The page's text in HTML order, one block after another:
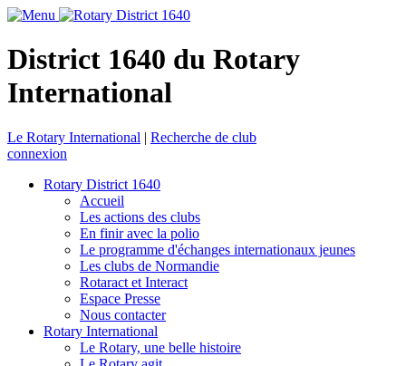
District 1640 du Rotary
International
Le Rotary International | Recherche de club
connexion
Rotary District 1640
Accueil
Les actions des clubs
En finir avec la polio
Le programme d'échanges internationaux jeunes
Les clubs de Normandie
Rotaract et Interact
Espace Presse
Nous contacter
Rotary International
Le Rotary, une belle histoire